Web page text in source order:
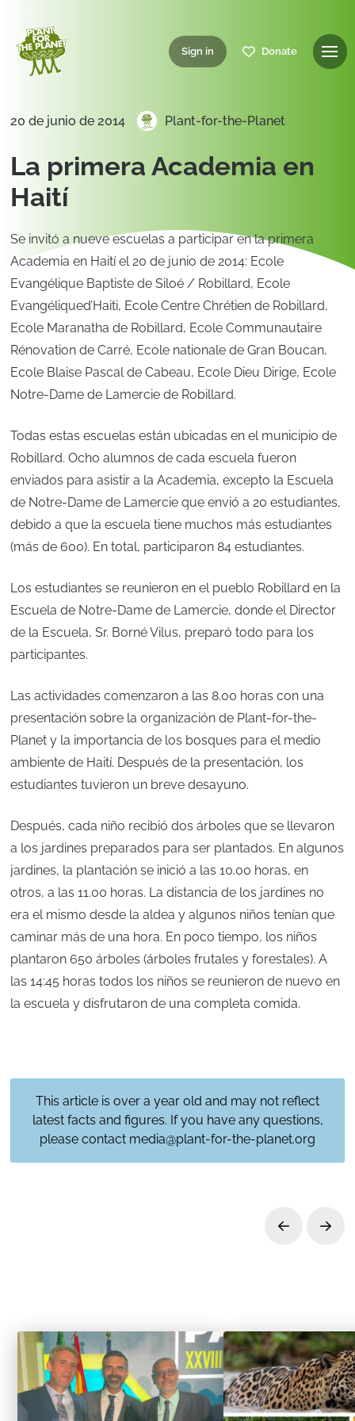
Sign in Donate
20 de junio de 2014 Plant-for-the-Planet
La primera Academia en
Haití
Se invitó a nueve escuelas a participar en la primera
Academia en Haití el 20 de junio de 2014: Ecole
Evangélique Baptiste de Siloé / Robillard, Ecole
Evangéliqued’Haiti, Ecole Centre Chrétien de Robillard,
Ecole Maranatha de Robillard, Ecole Communautaire
Rénovation de Carré, Ecole nationale de Gran Boucan,
Ecole Blaise Pascal de Cabeau, Ecole Dieu Dirige, Ecole
Notre-Dame de Lamercie de Robillard.
Todas estas escuelas están ubicadas en el municipio de
Robillard. Ocho alumnos de cada escuela fueron
enviados para asistir a la Academia, excepto la Escuela
de Notre-Dame de Lamercie que envió a 20 estudiantes,
debido a que la escuela tiene muchos más estudiantes
(más de 600). En total, participaron 84 estudiantes.
Los estudiantes se reunieron en el pueblo Robillard en la
Escuela de Notre-Dame de Lamercie, donde el Director
de la Escuela, Sr. Borné Vilus, preparó todo para los
participantes.
Las actividades comenzaron a las 8.00 horas con una
presentación sobre la organización de Plant-for-the-
Planet y la importancia de los bosques para el medio
ambiente de Haití. Después de la presentación, los
estudiantes tuvieron un breve desayuno.
Después, cada niño recibió dos árboles que se llevaron
a los jardines preparados para ser plantados. En algunos
jardines, la plantación se inició a las 10.00 horas, en
otros, a las 11.00 horas. La distancia de los jardines no
era el mismo desde la aldea y algunos niños tenían que
caminar más de una hora. En poco tiempo, los niños
plantaron 650 árboles (árboles frutales y forestales). A
las 14:45 horas todos los niños se reunieron de nuevo en
la escuela y disfrutaron de una completa comida.
This article is over a year old and may not reflect
latest facts and figures. If you have any questions,
please contact media@plant-for-the-planet.org
Prev Next